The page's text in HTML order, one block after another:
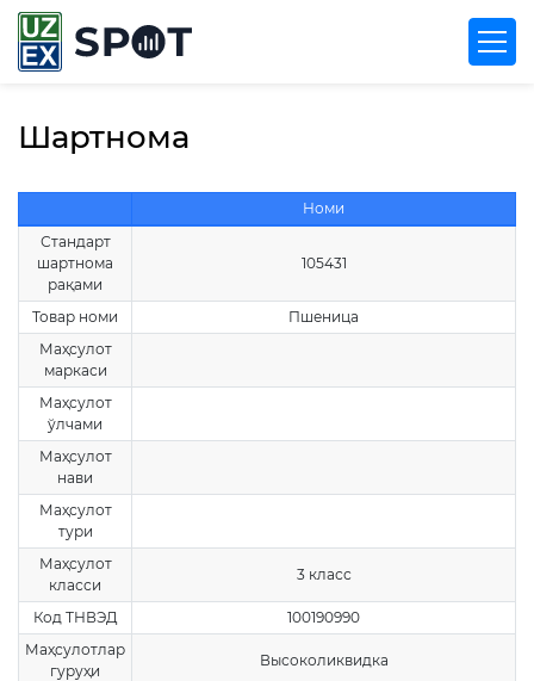
Шартнома
Номи
Стандарт
шартнома
рақами
105431
Товар номи
Пшеница
Маҳсулот
маркаси
Маҳсулот
ўлчами
Маҳсулот
нави
Маҳсулот
тури
Маҳсулот
класси
3 класс
Код ТНВЭД
100190990
Маҳсулотлар
гуруҳи
Высоколиквидка